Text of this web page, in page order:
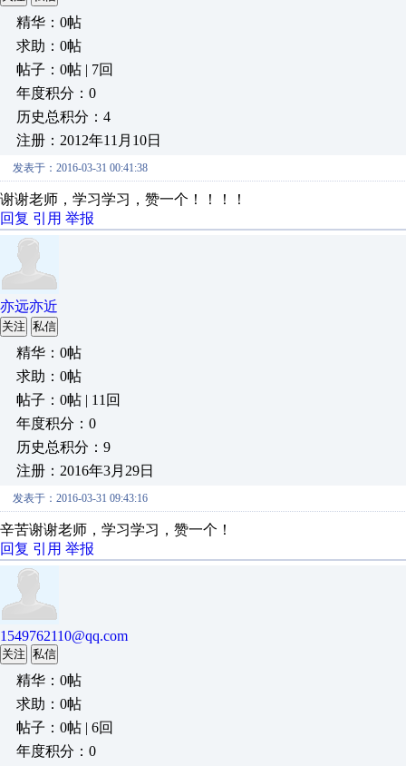
精华：0帖
求助：0帖
帖子：0帖 | 7回
年度积分：0
历史总积分：4
注册：2012年11月10日
发表于：2016-03-31 00:41:38
谢谢老师，学习学习，赞一个！！！！
回复 引用 举报
亦远亦近
关注 私信
精华：0帖
求助：0帖
帖子：0帖 | 11回
年度积分：0
历史总积分：9
注册：2016年3月29日
发表于：2016-03-31 09:43:16
辛苦谢谢老师，学习学习，赞一个！
回复 引用 举报
1549762110@qq.com
关注 私信
精华：0帖
求助：0帖
帖子：0帖 | 6回
年度积分：0